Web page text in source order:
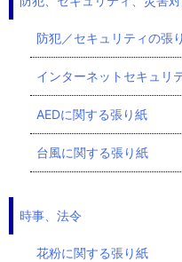
防犯／セキュリティの張
インターネットセキュリ
AEDに関する張り紙
台風に関する張り紙
時事、法令
花粉に関する張り紙